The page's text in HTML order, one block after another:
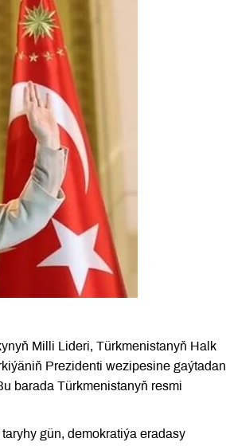
Milli Lideri, Türkmenistanyň Halk
Prezidenti wezipesine gaýtadan
barada Türkmenistanyň resmi
gün, demokratiýa eradasy